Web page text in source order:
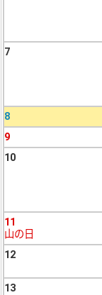
7
8
9
10
11
山の日
12
13